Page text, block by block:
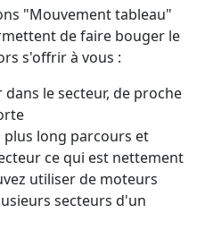
"Mouvement tableau"
de faire bouger le
s'offrir à vous :
le secteur, de proche
long parcours et
ce qui est nettement
utiliser de moteurs
secteurs d'un